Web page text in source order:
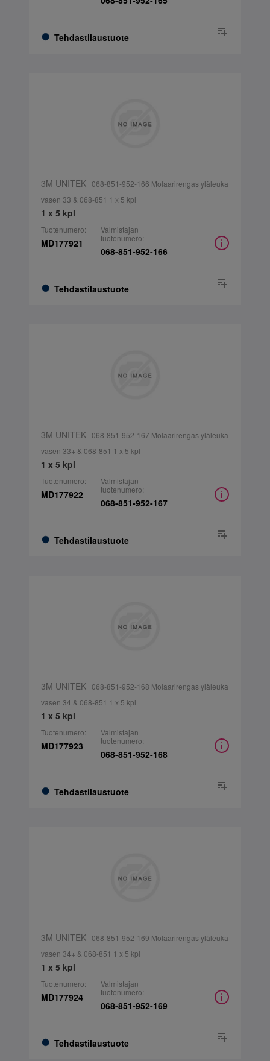
Tehdastilaustuote
3M UNITEK| 068-851-952-166 Molaarirengas yläleuka
vasen 33 & 068-851 1 x 5 kpl
1 x 5 kpl
Tuotenumero:
MD177921
Tehdastilaustuote
Valmistajan
tuotenumero:
068-851-952-166
3M UNITEK| 068-851-952-167 Molaarirengas yläleuka
vasen 33+ & 068-851 1 x 5 kpl
1 x 5 kpl
Tuotenumero:
MD177922
Tehdastilaustuote
Valmistajan
tuotenumero:
068-851-952-167
3M UNITEK| 068-851-952-168 Molaarirengas yläleuka
vasen 34 & 068-851 1 x 5 kpl
1 x 5 kpl
Tuotenumero:
MD177923
Tehdastilaustuote
Valmistajan
tuotenumero:
068-851-952-168
3M UNITEK| 068-851-952-169 Molaarirengas yläleuka
vasen 34+ & 068-851 1 x 5 kpl
1 x 5 kpl
Tuotenumero:
MD177924
Tehdastilaustuote
Valmistajan
tuotenumero:
068-851-952-169